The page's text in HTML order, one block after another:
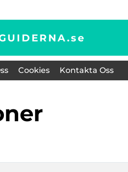
se
Cookies Kontakta Oss